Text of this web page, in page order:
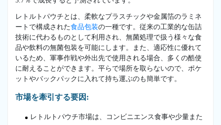
レトルトパウチとは、柔軟なプラスチックや金属箔のラミネ
ートで構成された食品包装の一種です。従来の工業的な缶詰
技術に代わるものとして利用され、無菌処理で扱う様々な食
品や飲料の無菌包装を可能にします。また、適応性に優れて
いるため、軍事作戦や外出先で使用される場合、多くの酷使
に耐えることができます。平らで場所を取らないので、ポケ
ットやバックパックに入れて持ち運ぶのも簡単です。
市場を牽引する要因:
レトルトパウチ市場は、コンビニエンス食事や少量また